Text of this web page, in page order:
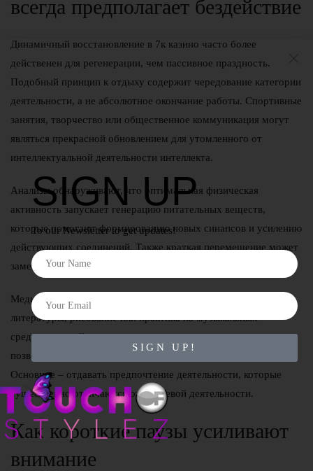
всегда предполагает бездействие
Динамичный восстановление в 7к казино часто более
действенен для регенерации, чем пассивное праздность.
Подобный принцип к отдыху содержит чередование категории
деятельности, а не абсолютное окончание работы. Спортивные
занятия, творчество или общественное коммуникация могут
являться прекрасной обновлением для утомленного от
интеллектуальной деятельности интеллекта.
Анализы обнаруживают, что оптимальная физическая
активность запускает генерацию питательных веществ,
которые помогают формированию новых синапсов и усилению
действующих соединений. Также краткая перемещение может
заметно улучшить мыслительные способности.
Медитативные упражнения, просмотр беллетристической
литературы, рисование или практика на музыкальных
средствах задействуют альтернативные участки разума,
позволяя “функциональным” регионам реабилитироваться.
Основное – отдавать предпочтение деятельности, которые
существенно отличаются от ключевой деятельности.
Как короткие паузы усиливают
внимание
SIGN UP
To our Newsletter to get updates!
SIGN UP!